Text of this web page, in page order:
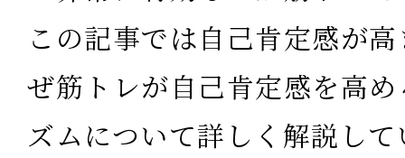
この記事では自己肯定感が
ぜ筋トレが自己肯定感を高
ズムについて詳しく解説し